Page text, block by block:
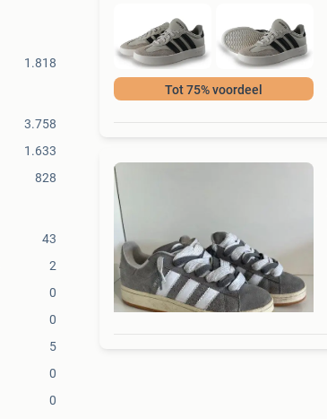
1.818
3.758
1.633
828
43
2
0
0
5
0
0
Tot 75% voordeel